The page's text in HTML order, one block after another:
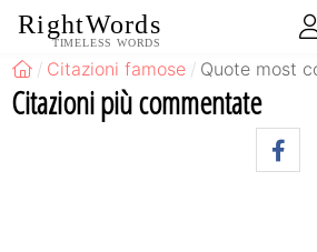
RightWords
TIMELESS WORDS
Citazioni famose Quote most
Citazioni più commentate